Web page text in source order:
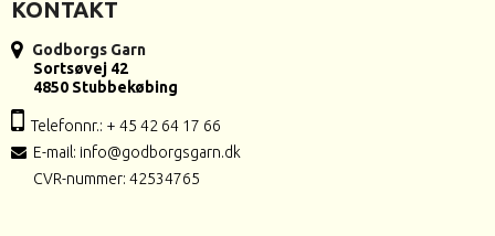
KONTAKT
Godborgs Garn
Sortsøvej 42
4850 Stubbekøbing
Telefonnr.: + 45 42 64 17 66
E-mail: info@godborgsgarn.dk
CVR-nummer: 42534765